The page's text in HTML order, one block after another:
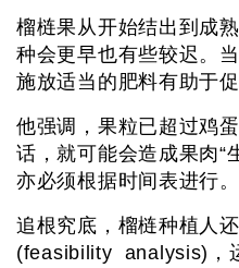
榴梿果从开始结出到成
种会更早也有些较迟。
施放适当的肥料有助于促
他强调，果粒已超过鸡
话，就可能会造成果肉“
亦必须根据时间表进行。
追根究底，榴梿种植人
(feasibility analysis)，